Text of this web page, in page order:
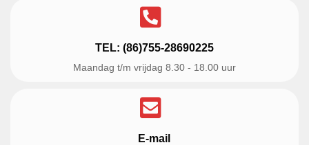
TEL: (86)755-28690225
Maandag t/m vrijdag 8.30 - 18.00 uur
E-mail